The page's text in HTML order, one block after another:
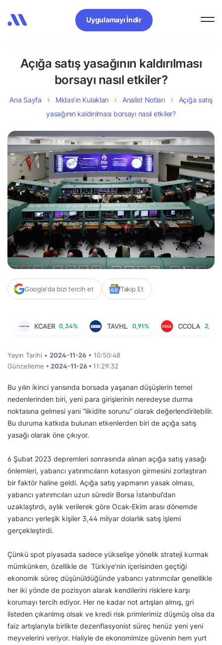
Uygulamayı İndir
Açığa satış yasağının kaldırılması
borsayı nasıl etkiler?
Ana Sayfa Midas’ın Kulakları Analist Notları
Açığa satış
yasağının kaldırılması borsayı nasıl etkiler?
Google'da bizi tercih et Takip Et
KCAER 0,34% TAVHL 0,91% CCOLA 2,11%
Yayın Tarihi • 2024-11-26 • 10:50:48
Güncelleme • 2024-11-26 • 11:29:32
Bu yılın ikinci yarısında borsada yaşanan düşüşlerin temel
nedenlerinden biri, yeni para girişlerinin neredeyse durma
noktasına gelmesi yani “likidite sorunu” olarak değerlendirilebilir.
Bu duruma katkıda bulunan etkenlerden biri de açığa satış
yasağı olarak öne çıkıyor.
6 Şubat 2023 depremleri sonrasında alınan açığa satış yasağı
önlemleri, yabancı yatırımcıların kotasyon girmesini zorlaştıran
bir faktör haline geldi. Açığa satış yapmanın yasak olması,
yabancı yatırımcıları uzun süredir Borsa İstanbul’dan
uzaklaştırdı, aylık verilerek göre Ocak-Ekim arası dönemde
yabancı yerleşik kişiler 3,44 milyar dolarlık satış işlemi
gerçekleştirdi.
Çünkü spot piyasada sadece yükselişe yönelik strateji kurmak
mümkünken, özellikle de Türkiye’nin içerisinden geçtiği
ekonomik süreç düşünüldüğünde yabancı yatırımcılar genellikle
her iki yönde de pozisyon alarak kendilerini risklere karşı
korumayı tercih ediyor. Her ne kadar not artışları almış, gri
listeden çıkarılmış olsak ve kredi risk primlerimiz düşmüş olsa da
faiz artışlarıyla birlikte dezenflasyonist süreç henüz yeni yeni
meyvelerini veriyor. Haliyle de ekonomimize güvenin hem yurt